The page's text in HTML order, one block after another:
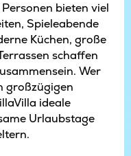
bieten viel
Spieleabende
Küchen, große
schaffen
Wer
großzügigen
ideale
Urlaubstage